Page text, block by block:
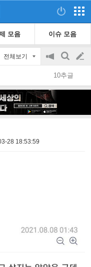
모음 이슈 모음
전체보기
공
지
on/off
검
색
글
쓰
10추글
28 18:53:59